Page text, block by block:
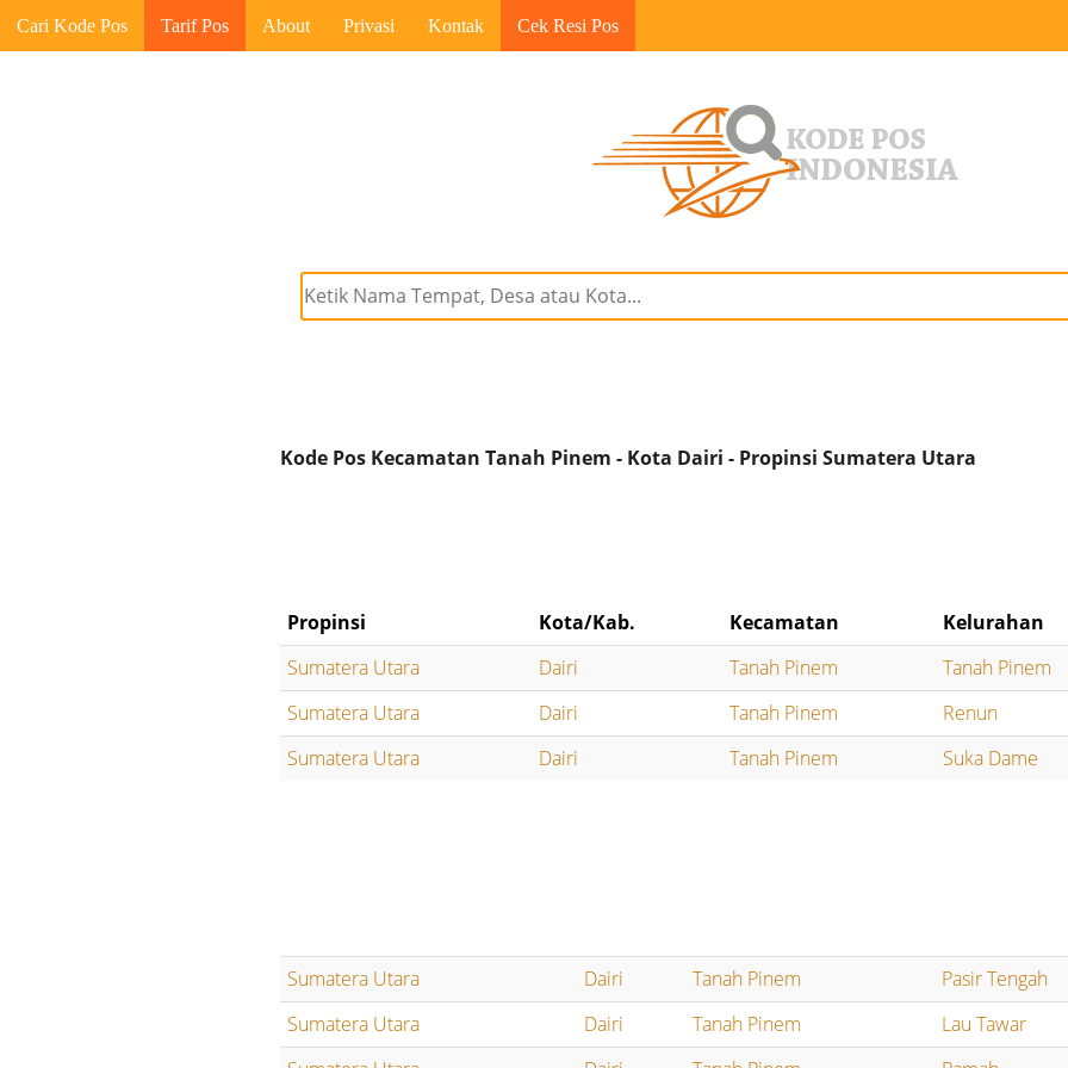
Cari Kode Pos Tarif Pos About Privasi Kontak Cek Resi Pos
Kode Pos Kecamatan Tanah Pinem - Kota Dairi - Propinsi Sumatera Utara
Propinsi Kota/Kab. Kecamatan
Kelurahan
Sumatera Utara
Dairi Tanah Pinem
Tanah Pinem
Sumatera Utara
Dairi Tanah Pinem
Renun
Sumatera Utara
Dairi Tanah Pinem Suka Dame
Sumatera Utara Dairi Tanah Pinem
Pasir Tengah
Sumatera Utara
Dairi Tanah Pinem
Lau Tawar